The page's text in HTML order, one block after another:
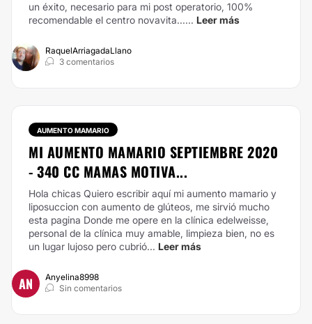
un éxito, necesario para mi post operatorio, 100%
recomendable el centro novavita...... Leer más
RaquelArriagadaLlano
3 comentarios
AUMENTO MAMARIO
MI AUMENTO MAMARIO SEPTIEMBRE 2020
- 340 CC MAMAS MOTIVA...
Hola chicas Quiero escribir aquí mi aumento mamario y
liposuccion con aumento de glúteos, me sirvió mucho
esta pagina Donde me opere en la clínica edelweisse,
personal de la clínica muy amable, limpieza bien, no es
un lugar lujoso pero cubrió... Leer más
AN
Anyelina8998
Sin comentarios